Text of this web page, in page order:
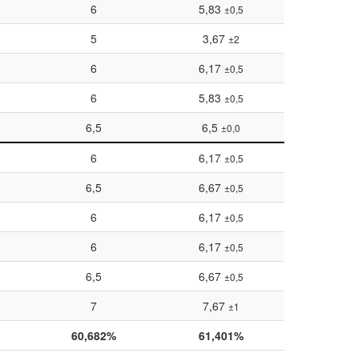
6 5,83 ±0,5
5 3,67 ±2
6 6,17 ±0,5
6 5,83 ±0,5
6,5 6,5 ±0,0
6 6,17 ±0,5
6,5 6,67 ±0,5
6 6,17 ±0,5
6 6,17 ±0,5
6,5 6,67 ±0,5
7 7,67 ±1
60,682% 61,401%